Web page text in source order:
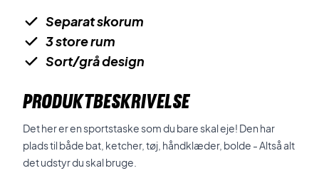
Separat skorum
3 store rum
Sort/grå design
PRODUKTBESKRIVELSE
Det her er en sportstaske som du bare skal eje! Den har
plads til både bat, ketcher, tøj, håndklæder, bolde - Altså alt
det udstyr du skal bruge.